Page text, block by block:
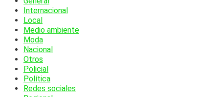
Internacional
Local
Medio ambiente
Moda
Nacional
Otros
Policial
Política
Redes sociales